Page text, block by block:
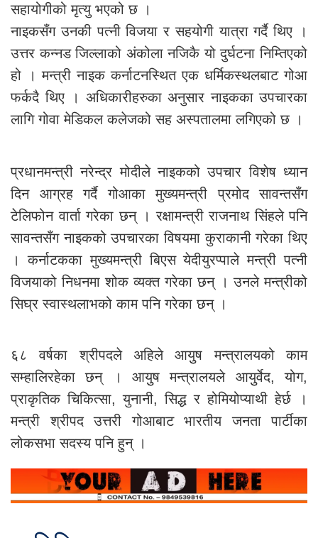
सहायोगीको मृत्यु भएको छ ।
नाइकसँग उनकी पत्नी विजया र सहयोगी यात्रा गर्दै थिए ।
उत्तर कन्नड जिल्लाको अंकोला नजिकै यो दुर्घटना निम्तिएको
हो । मन्त्री नाइक कर्नाटनस्थित एक धर्मिकस्थलबाट गोआ
फर्कदै थिए । अधिकारीहरुका अनुसार नाइकका उपचारका
लागि गोवा मेडिकल कलेजको सह अस्पतालमा लगिएको छ ।
प्रधानमन्त्री नरेन्द्र मोदीले नाइकको उपचार विशेष ध्यान
दिन आग्रह गर्दै गोआका मुख्यमन्त्री प्रमोद सावन्तसँग
टेलिफोन वार्ता गरेका छन् । रक्षामन्त्री राजनाथ सिंहले पनि
सावन्तसँग नाइकको उपचारका विषयमा कुराकानी गरेका थिए
। कर्नाटकका मुख्यमन्त्री बिएस येदीयुरप्पाले मन्त्री पत्नी
विजयाको निधनमा शोक व्यक्त गरेका छन् । उनले मन्त्रीको
सिघ्र स्वास्थलाभको काम पनि गरेका छन् ।
६८ वर्षका श्रीपदले अहिले आयुुष मन्त्रालयको काम
सम्हालिरहेका छन् । आयुुष मन्त्रालयले आयुुर्वेद, योग,
प्राकृतिक चिकित्सा, युनानी, सिद्ध र होमियोप्याथी हेर्छ ।
मन्त्री श्रीपद उत्तरी गोआबाट भारतीय जनता पार्टीका
लोकसभा सदस्य पनि हुन् ।